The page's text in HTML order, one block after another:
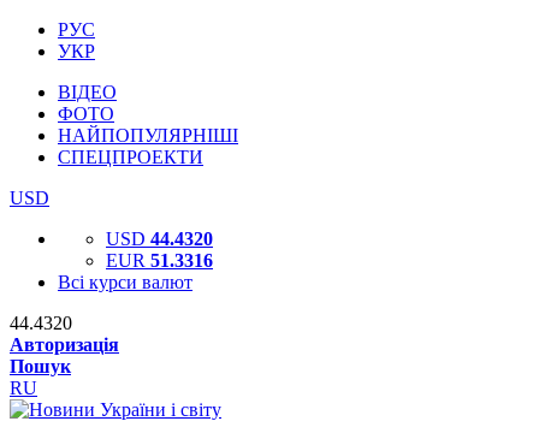
РУС
УКР
ВІДЕО
ФОТО
НАЙПОПУЛЯРНІШІ
СПЕЦПРОЕКТИ
USD
USD 44.4320
EUR 51.3316
Всі курси валют
44.4320
Авторизація
Пошук
RU